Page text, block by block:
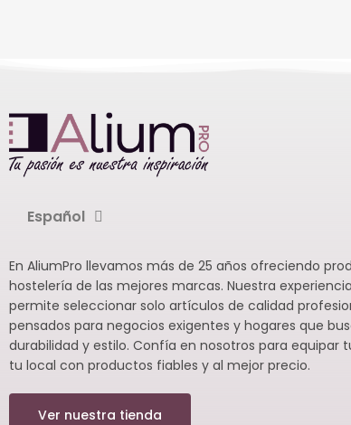
Español
En AliumPro llevamos más de 25 años ofreciendo
hostelería de las mejores marcas. Nuestra
permite seleccionar solo artículos de calidad
pensados para negocios exigentes y hogares que
durabilidad y estilo. Confía en nosotros para equipar
tu local con productos fiables y al mejor precio.
Ver nuestra tienda